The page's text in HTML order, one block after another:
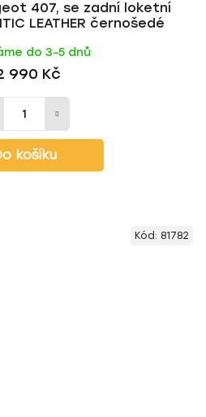
407, se zadní loketní
LEATHER černošedé
do 3-5 dnů
990 Kč
košíku
Kód: 81782